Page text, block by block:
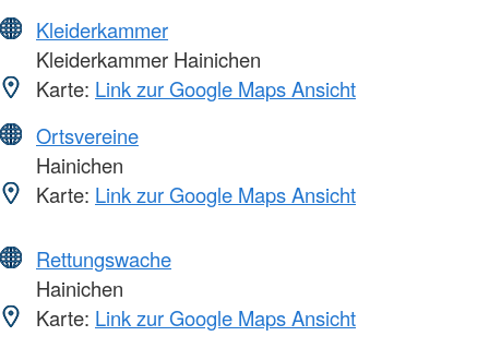
Kleiderkammer
Kleiderkammer Hainichen
Karte: Link zur Google Maps Ansicht
Ortsvereine
Hainichen
Karte: Link zur Google Maps Ansicht
Rettungswache
Hainichen
Karte: Link zur Google Maps Ansicht